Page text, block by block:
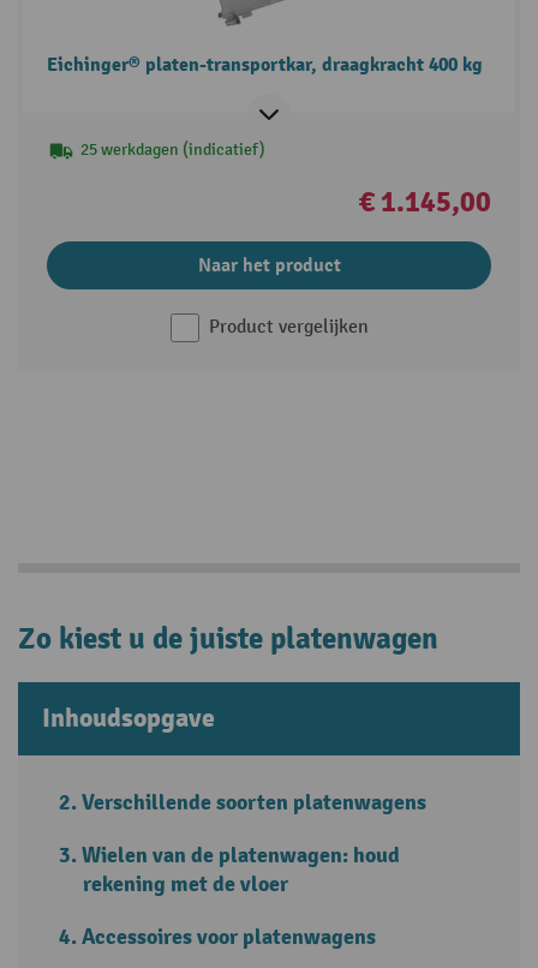
Eichinger® platen-transportkar, draagkracht 400 kg
25 werkdagen (indicatief)
€ 1.145,00
Naar het product
Product vergelijken
Zo kiest u de juiste platenwagen
Inhoudsopgave
Verschillende soorten platenwagens
Wielen van de platenwagen: houd
rekening met de vloer
Accessoires voor platenwagens